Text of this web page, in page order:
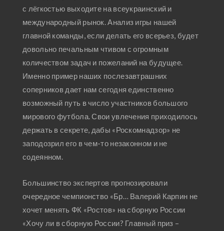
с лёгкостью выходите на всеукраинский и
международный рынок. Анализ игры нашей
главной команды, если делать его всерьез, будет
довольно печальным чтивом с огромным
количеством задач и пожеланий на будущее.
Именно пример наших послезавтрашних
соперников дает нам сегодня единственно
возможный путь в число участников большого
мирового футбола. Свои увлечения приходилось
держать в секрете, дабы «Роскомнадзор» не
заподозрил его в чем-то незаконном и не
содеянном.
Большинство экспертов прогнозировали
очередное чемпионство «Бр… Валерий Карпин не
хочет менять ФК «Ростов» на сборную России
«Хочу ли в сборную России? Главный приз –